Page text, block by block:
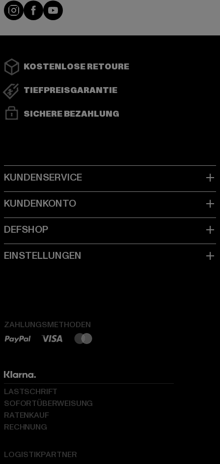
Instagram
FacebookYouTube
KOSTENLOSE RETOURE
TIEFPREISGARANTIE
SICHERE BEZAHLUNG
ZAHLUNGSMETHODEN
LOGISTIKPARTNER
LASTSCHRIFT
SOFORTÜBERWEISUNG
RATENKAUF
RECHNUNG